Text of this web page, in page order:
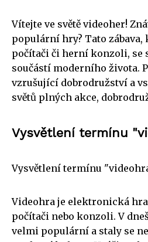
Vítejte ve světě videoher!
populární hry? Tato zábava,
počítači či herní konzoli, se
součástí moderního života.
vzrušující dobrodružství a
světů plných akce,
Vysvětlení termínu
Vysvětlení termínu
Videohra je elektronická
počítači nebo konzoli. V
velmi populární a staly se